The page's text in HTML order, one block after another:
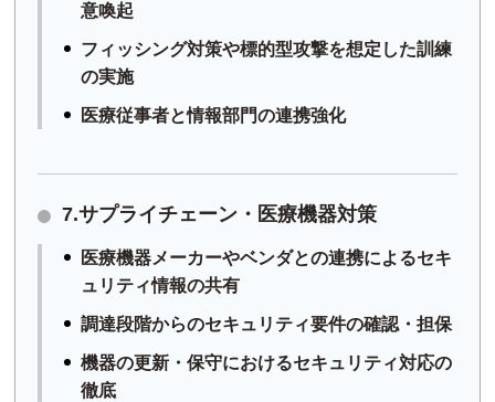
意喚起
フィッシング対策や標的型攻撃を想定した訓練
の実施
医療従事者と情報部門の連携強化
7.サプライチェーン・医療機器対策
医療機器メーカーやベンダとの連携によるセキ
ュリティ情報の共有
調達段階からのセキュリティ要件の確認・担保
機器の更新・保守におけるセキュリティ対応の
徹底